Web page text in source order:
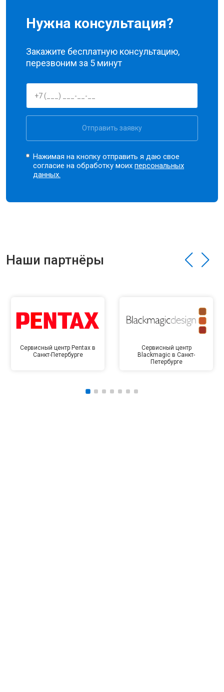
Нужна консультация?
Закажите бесплатную консультацию,
перезвоним за 5 минут
Отправить заявку
Нажимая на кнопку отправить я даю свое
согласие на обработку моихперсональных
данных.
Наши партнёры
Сервисный центр Pentax в
Санкт-Петербурге
Сервисный центр
Blackmagic в Санкт-
Петербурге